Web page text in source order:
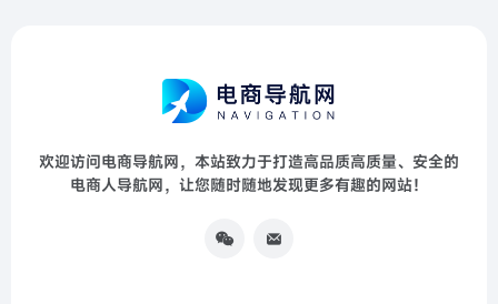
欢迎访问电商导航网，本站致力于打造高品质高质量、安全的
电商人导航网，让您随时随地发现更多有趣的网站！